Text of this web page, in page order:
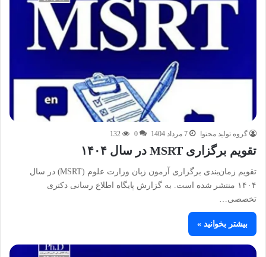
گروه تولید محتوا 7 مرداد 1404 0
132
تقویم برگزاری MSRT در سال ۱۴۰۴
تقویم زمان‌بندی برگزاری آزمون زبان وزارت علوم (MSRT) در سال
۱۴۰۴ منتشر شده است. به گزارش پایگاه اطلاع رسانی دکتری
تخصصی…
بیشتر بخوانید »